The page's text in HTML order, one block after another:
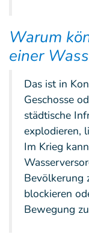
Warum
einer
Das ist in
Geschosse
städtische
explodieren,
Im Krieg
Bevölkerung
blockieren
Bewegung